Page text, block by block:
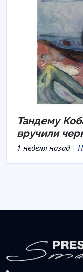
Тандему
вручили
1 неделя назад |